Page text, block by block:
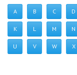
A B C D
K L M N
U V W X